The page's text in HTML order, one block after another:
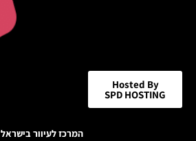
Hosted By
SPD HOSTING
המרכז לעיוור בישראל